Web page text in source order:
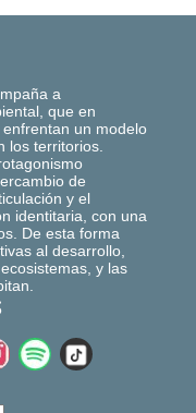
a
que en
un modelo
los territorios.
de
y el
identitaria, con una
De esta forma
al desarrollo,
y las